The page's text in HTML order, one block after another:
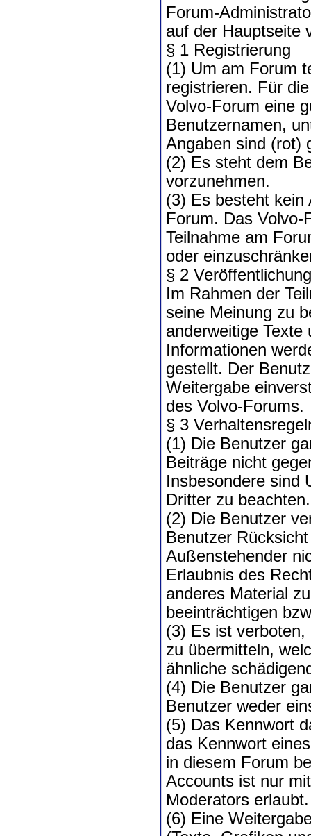
Forum-
auf der Hauptseite
§ 1 Registrierung
(1) Um am Forum
registrieren. Für
Volvo-Forum eine
Benutzernamen,
Angaben sind (rot)
(2) Es steht dem
vorzunehmen.
(3) Es besteht kein
Forum. Das Volvo-
Teilnahme am
oder
§ 2 Veröffentlichung
Im Rahmen der
seine Meinung zu
anderweitige Texte
Informationen
gestellt. Der
Weitergabe
des Volvo-Forums.
§ 3
(1) Die Benutzer
Beiträge nicht
Insbesondere sind
Dritter zu beachten.
(2) Die Benutzer
Benutzer
Außenstehender
Erlaubnis des
anderes Material
beeinträchtigen
(3) Es ist
zu übermitteln,
ähnliche
(4) Die Benutzer
Benutzer weder
(5) Das Kennwort
das Kennwort
in diesem Forum
Accounts ist nur
Moderators erlaubt.
(6) Eine